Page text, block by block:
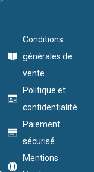
Conditions
générales de
vente
Politique et
confidentialité
Paiement
sécurisé
Mentions